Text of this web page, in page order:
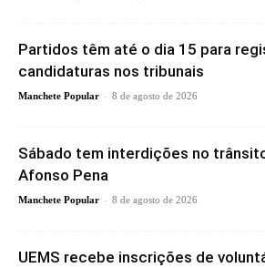
Partidos têm até o dia 15 para
candidaturas nos tribunais
Manchete Popular - 8 de agosto de 2026
Sábado tem interdições no
Afonso Pena
Manchete Popular - 8 de agosto de 2026
UEMS recebe inscrições de